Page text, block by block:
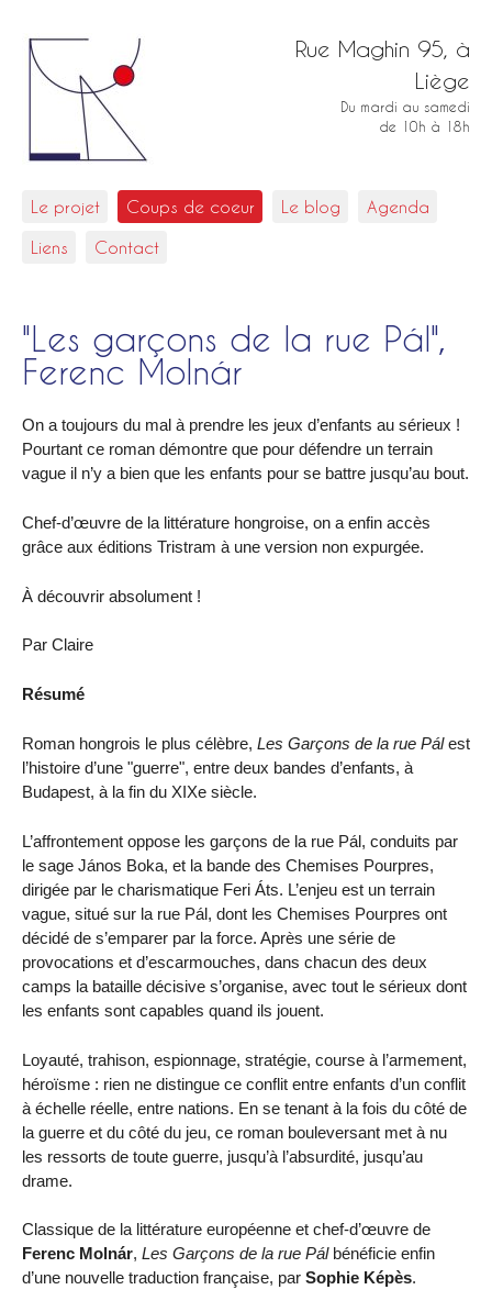
Rue Maghin 95, à
Liège
Du mardi au samedi
de 10h à 18h
Le projet Coups de coeur Le blog Agenda
Liens Contact
"Les garçons de la rue Pál",
Ferenc Molnár
On a toujours du mal à prendre les jeux d’enfants au sérieux !
Pourtant ce roman démontre que pour défendre un terrain
vague il n’y a bien que les enfants pour se battre jusqu’au bout.
Chef-d’œuvre de la littérature hongroise, on a enfin accès
grâce aux éditions Tristram à une version non expurgée.
À découvrir absolument !
Par Claire
Résumé
Roman hongrois le plus célèbre, Les Garçons de la rue Pálest
l’histoire d’une "guerre", entre deux bandes d’enfants, à
Budapest, à la fin du XIXe siècle.
L’affrontement oppose les garçons de la rue Pál, conduits par
le sage János Boka, et la bande des Chemises Pourpres,
dirigée par le charismatique Feri Áts. L’enjeu est un terrain
vague, situé sur la rue Pál, dont les Chemises Pourpres ont
décidé de s’emparer par la force. Après une série de
provocations et d’escarmouches, dans chacun des deux
camps la bataille décisive s’organise, avec tout le sérieux dont
les enfants sont capables quand ils jouent.
Loyauté, trahison, espionnage, stratégie, course à l’armement,
héroïsme : rien ne distingue ce conflit entre enfants d’un conflit
à échelle réelle, entre nations. En se tenant à la fois du côté de
la guerre et du côté du jeu, ce roman bouleversant met à nu
les ressorts de toute guerre, jusqu’à l’absurdité, jusqu’au
drame.
Classique de la littérature européenne et chef-d’œuvre de
Ferenc Molnár, Les Garçons de la rue Pálbénéficie enfin
d’une nouvelle traduction française, par Sophie Képès.